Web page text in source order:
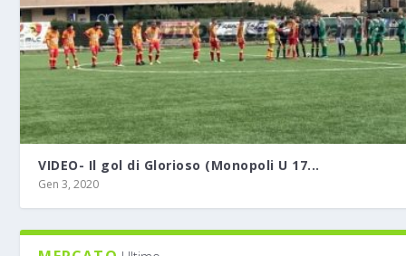
VIDEO- Il gol di Glorioso (Monopoli U 17...
Gen 3, 2020